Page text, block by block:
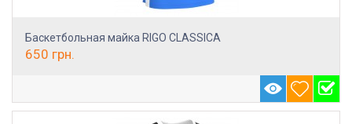
Баскетбольная майка RIGO CLASSICA
650 грн.